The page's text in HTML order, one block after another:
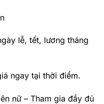
lễ, tết, lương tháng
ngay tại thời điểm.
nữ – Tham gia đầy đủ